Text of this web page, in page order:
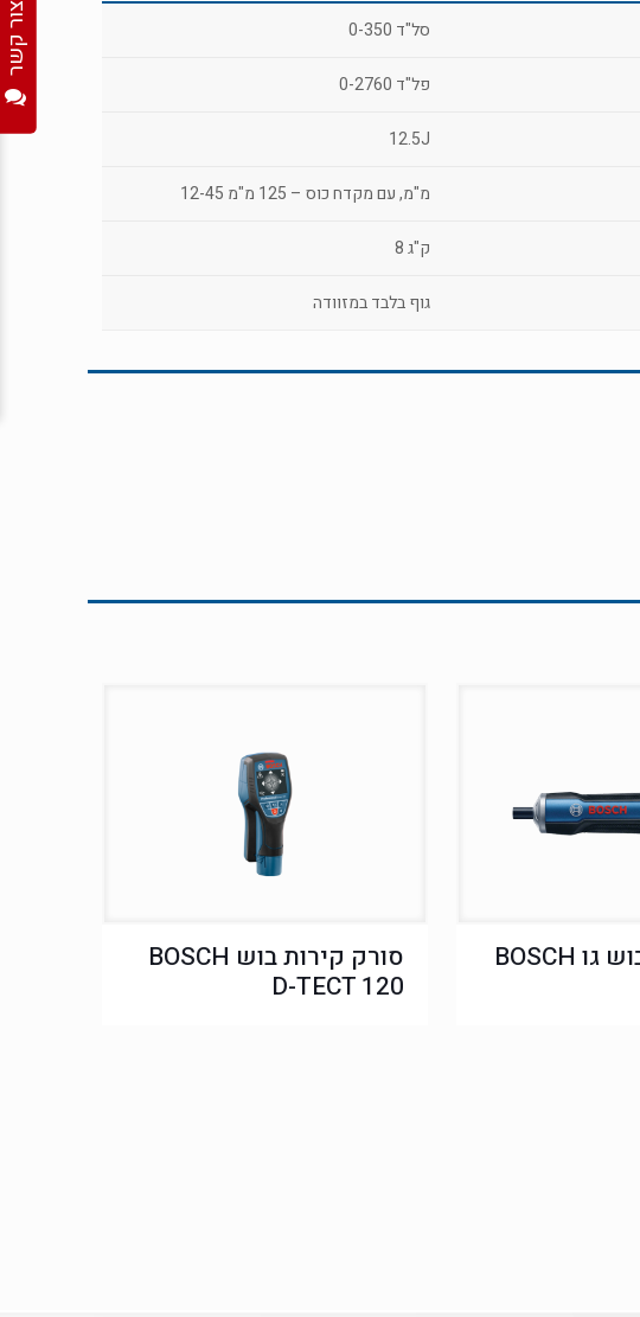
0-350 סל"ד
0-2760 פל"ד
12.5J
12-45 מ"מ, עם מקדח כוס – 125 מ"מ
8 ק"ג
גוף בלבד במזוודה
מברג נטען בוש גו BOSCH
סורק קירות בוש BOSCH
D-TECT 120
צור קשר